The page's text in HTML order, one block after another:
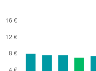
Ahmedabad